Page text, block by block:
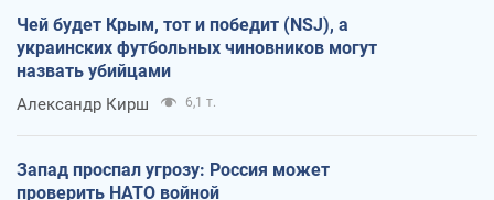
Чей будет Крым, тот и победит (NSJ), а
украинских футбольных чиновников могут
назвать убийцами
Александр Кирш 6,1 т.
Запад проспал угрозу: Россия может
проверить НАТО войной